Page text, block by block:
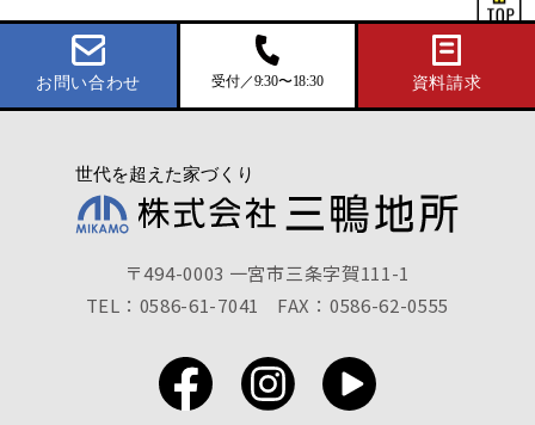
お問い合わせ 受付／9:30〜18:30 資料請求
〒494-0003 一宮市三条字賀111-1
TEL：0586-61-7041
FAX：0586-62-0555